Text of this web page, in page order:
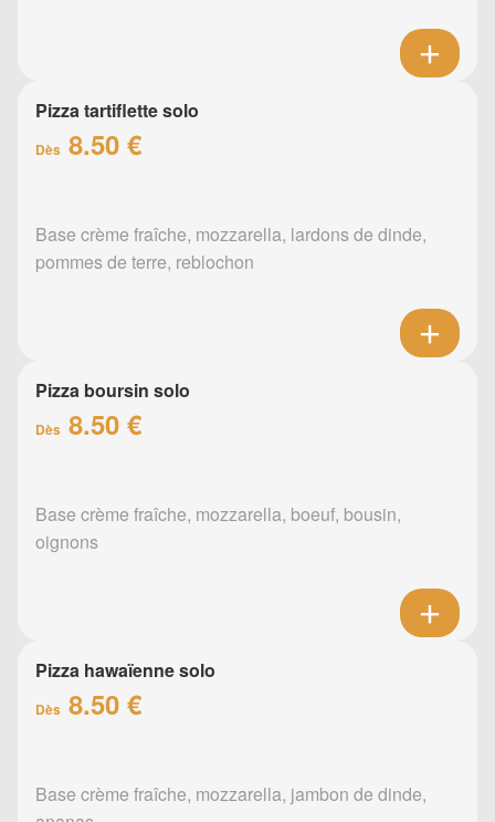
Pizza tartiflette solo
Dès 8.50 €
Base crème fraîche, mozzarella, lardons de dinde,
pommes de terre, reblochon
Pizza boursin solo
Dès 8.50 €
Base crème fraîche, mozzarella, boeuf, bousin,
oignons
Pizza hawaïenne solo
Dès 8.50 €
Base crème fraîche, mozzarella, jambon de dinde,